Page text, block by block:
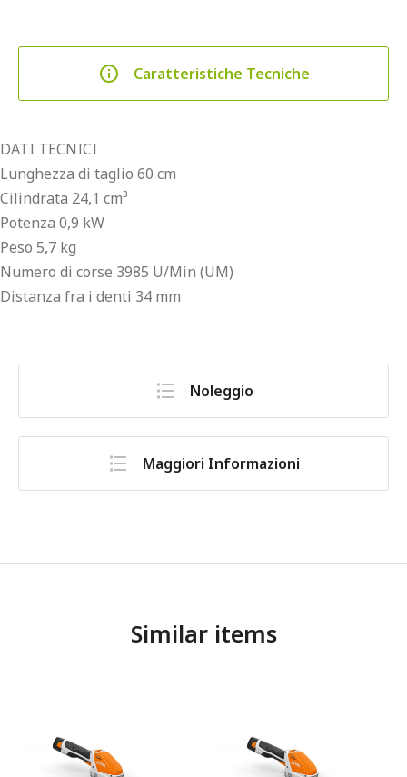
Caratteristiche Tecniche
DATI TECNICI
Lunghezza di taglio 60 cm
Cilindrata 24,1 cm³
Potenza 0,9 kW
Peso 5,7 kg
Numero di corse 3985 U/Min (UM)
Distanza fra i denti 34 mm
Noleggio
Maggiori Informazioni
Similar items